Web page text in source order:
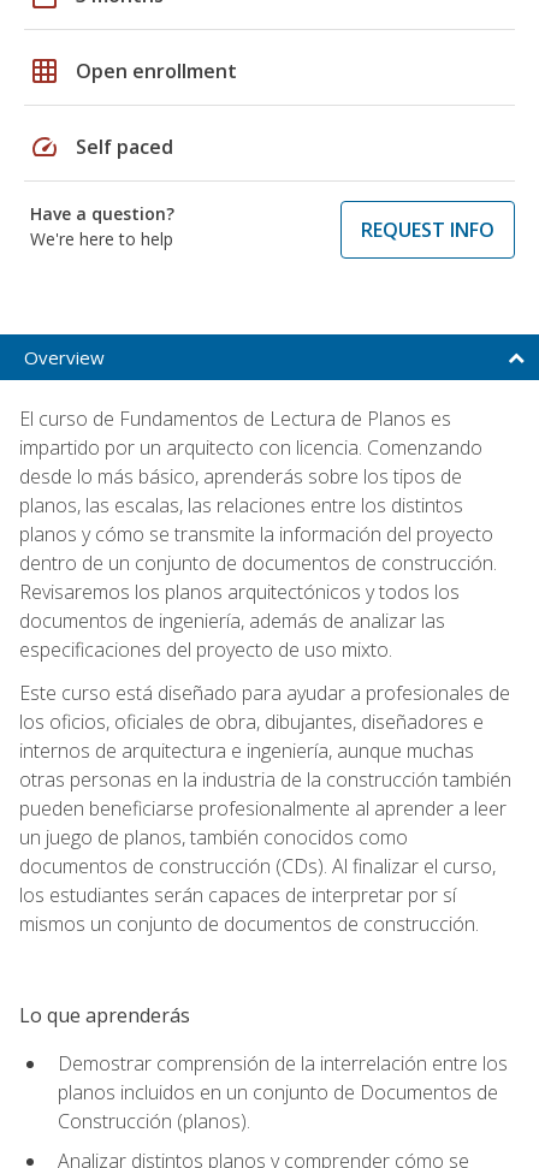
grid_on Open enrollment
speed Self paced
Have a question?
We're here to help
REQUEST INFO
Overview
El curso de Fundamentos de Lectura de Planos es
impartido por un arquitecto con licencia. Comenzando
desde lo más básico, aprenderás sobre los tipos de
planos, las escalas, las relaciones entre los distintos
planos y cómo se transmite la información del proyecto
dentro de un conjunto de documentos de construcción.
Revisaremos los planos arquitectónicos y todos los
documentos de ingeniería, además de analizar las
especificaciones del proyecto de uso mixto.
Este curso está diseñado para ayudar a profesionales de
los oficios, oficiales de obra, dibujantes, diseñadores e
internos de arquitectura e ingeniería, aunque muchas
otras personas en la industria de la construcción también
pueden beneficiarse profesionalmente al aprender a leer
un juego de planos, también conocidos como
documentos de construcción (CDs). Al finalizar el curso,
los estudiantes serán capaces de interpretar por sí
mismos un conjunto de documentos de construcción.
Lo que aprenderás
Demostrar comprensión de la interrelación entre los
planos incluidos en un conjunto de Documentos de
Construcción (planos).
Analizar distintos planos y comprender cómo se